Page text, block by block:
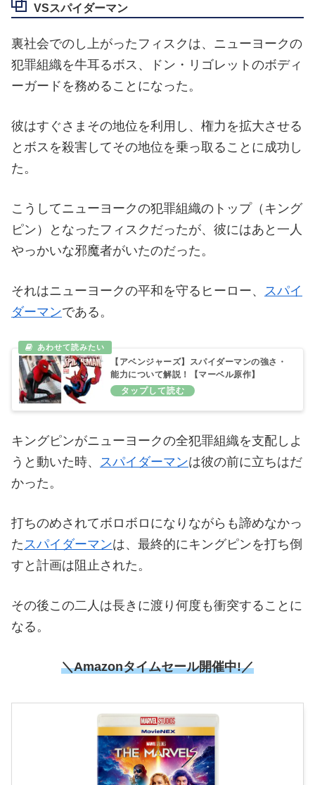
VSスパイダーマン
裏社会でのし上がったフィスクは、ニューヨークの
犯罪組織を牛耳るボス、ドン・リゴレットのボディ
ーガードを務めることになった。
彼はすぐさまその地位を利用し、権力を拡大させる
とボスを殺害してその地位を乗っ取ることに成功し
た。
こうしてニューヨークの犯罪組織のトップ（キング
ピン）となったフィスクだったが、彼にはあと一人
やっかいな邪魔者がいたのだった。
それはニューヨークの平和を守るヒーロー、 スパイ
ダーマンである。
【アベンジャーズ】スパイダーマンの強さ・
能力について解説！【マーベル原作】
キングピンがニューヨークの全犯罪組織を支配しよ
うと動いた時、
スパイダーマンは彼の前に立ちはだ
かった。
打ちのめされてボロボロになりながらも諦めなかっ
た スパイダーマンは、最終的にキングピンを打ち倒
すと計画は阻止された。
その後この二人は長きに渡り何度も衝突することに
なる。
＼Amazonタイムセール開催中!／